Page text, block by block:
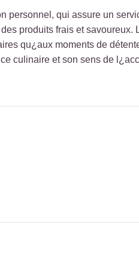
personnel, qui assure un
produits frais et savoureux.
qu¿aux moments de
culinaire et son sens de